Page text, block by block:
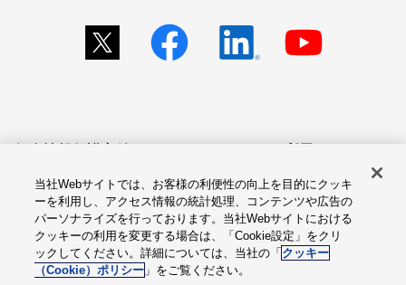
アクセシビリティへの対応
Cookie設定
総合サイトマップ
当社Webサイトでは、お客様の利便性の向上を目的にクッキ
ーを利用し、アクセス情報の統計処理、コンテンツや広告の
パーソナライズを行っております。当社Webサイトにおける
クッキーの利用を変更する場合は、「Cookie設定」をクリ
ックしてください。詳細については、当社の「 クッキー
（Cookie）ポリシー 」をご覧ください。